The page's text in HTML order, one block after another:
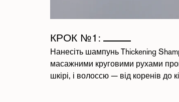
КРОК №1:
Нанесіть шампунь Thickening
масажними круговими рухами
шкірі, і волоссю — від коренів до